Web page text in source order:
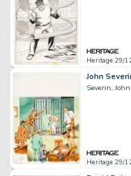
Heritage 29/
Severin, John
Heritage 29/